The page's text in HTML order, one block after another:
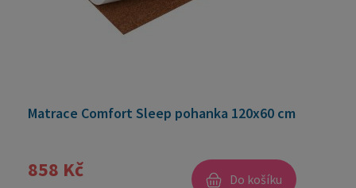
Matrace Comfort Sleep pohanka 120x60 cm
858 Kč Do košíku